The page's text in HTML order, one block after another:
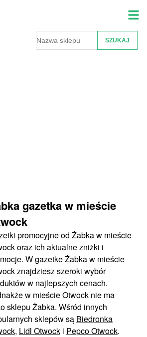
gazetka w mieście
promocyjne od Żabka w mieście
oraz ich aktualne zniżki i
W gazetke Żabka w mieście
znajdziesz szeroki wybór
w najlepszych cenach.
w mieście Otwock nie ma
sklepu Żabka. Wśród innych
sklepów są Biedronka
, Lidl Otwock i Pepco Otwock.